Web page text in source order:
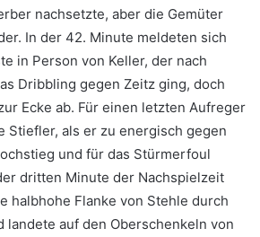
nachsetzte, aber die Gemüter
In der 42. Minute meldeten sich
in Person von Keller, der nach
Dribbling gegen Zeitz ging, doch
Ecke ab. Für einen letzten Aufreger
Stiefler, als er zu energisch gegen
und für das Stürmerfoul
dritten Minute der Nachspielzeit
halbhohe Flanke von Stehle durch
landete auf den Oberschenkeln von